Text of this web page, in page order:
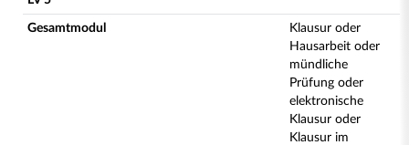
Gesamtmodul
Klausur oder
Hausarbeit oder
mündliche
Prüfung oder
elektronische
Klausur oder
Klausur im